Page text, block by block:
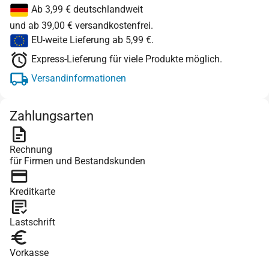
Ab 3,99 € deutschlandweit
und ab 39,00 € versandkostenfrei.
EU-weite Lieferung ab 5,99 €.
Express-Lieferung für viele Produkte möglich.
Versandinformationen
Zahlungsarten
Rechnung
für Firmen und Bestandskunden
Kreditkarte
Lastschrift
Vorkasse